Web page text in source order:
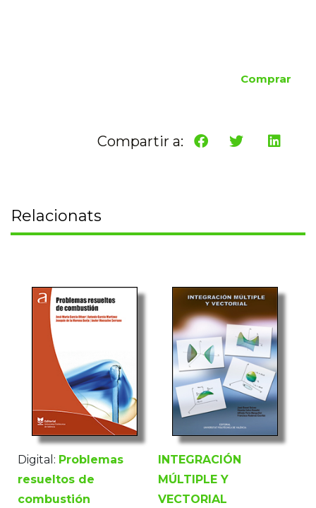
Comprar
Compartir a:
Relacionats
Digital: Problemas
resueltos de
combustión
INTEGRACIÓN
MÚLTIPLE Y
VECTORIAL